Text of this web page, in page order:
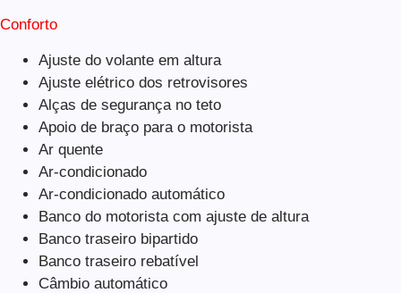
Conforto
Ajuste do volante em altura
Ajuste elétrico dos retrovisores
Alças de segurança no teto
Apoio de braço para o motorista
Ar quente
Ar-condicionado
Ar-condicionado automático
Banco do motorista com ajuste de altura
Banco traseiro bipartido
Banco traseiro rebatível
Câmbio automático